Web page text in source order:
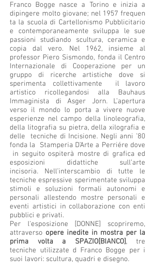
Franco Bogge nasce a Torino e inizia a
dipingere molto giovane; nel 1957 frequen
ta la scuola di Cartellonismo Pubblicitario
e contemporaneamente sviluppa le sue
passioni studiando scultura, ceramica e
copia dal vero. Nel 1962, insieme al
professor Piero Sismondo, fonda il Centro
Internazionale di Cooperazione per un
gruppo di ricerche artistiche dove si
sperimenta collettivamente il lavoro
artistico ricollegandosi alla Bauhaus
Immaginista di Asger Jorn. L’apertura
verso il mondo lo porta a vivere nuove
esperienze nel campo della linoleografia,
della litografia su pietra, della xilografia e
delle tecniche di Incisione. Negli anni ’80
fonda la Stamperia D’Arte a Perriére dove
in seguito ospiterà mostre di grafica ed
esposizioni didattiche sull’arte
incisoria. Nell’interscambio di tutte le
tecniche espressive sperimentate sviluppa
stimoli e soluzioni formali autonomi e
personali allestendo mostre personali e
eventi artistici in collaborazione con enti
pubblici e privati.
Per l'esposizione [DONNE] scopriremo,
attraverso opere inedite in mostra per la
prima volta a SPAZIO[BIANCO], tre
tecniche utilizzate d Franco Bogge per i
suoi lavori: scultura, quadri e disegno.